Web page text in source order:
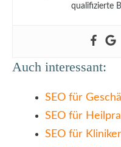
qualifizierte
Auch interessant:
SEO für
SEO für
SEO für